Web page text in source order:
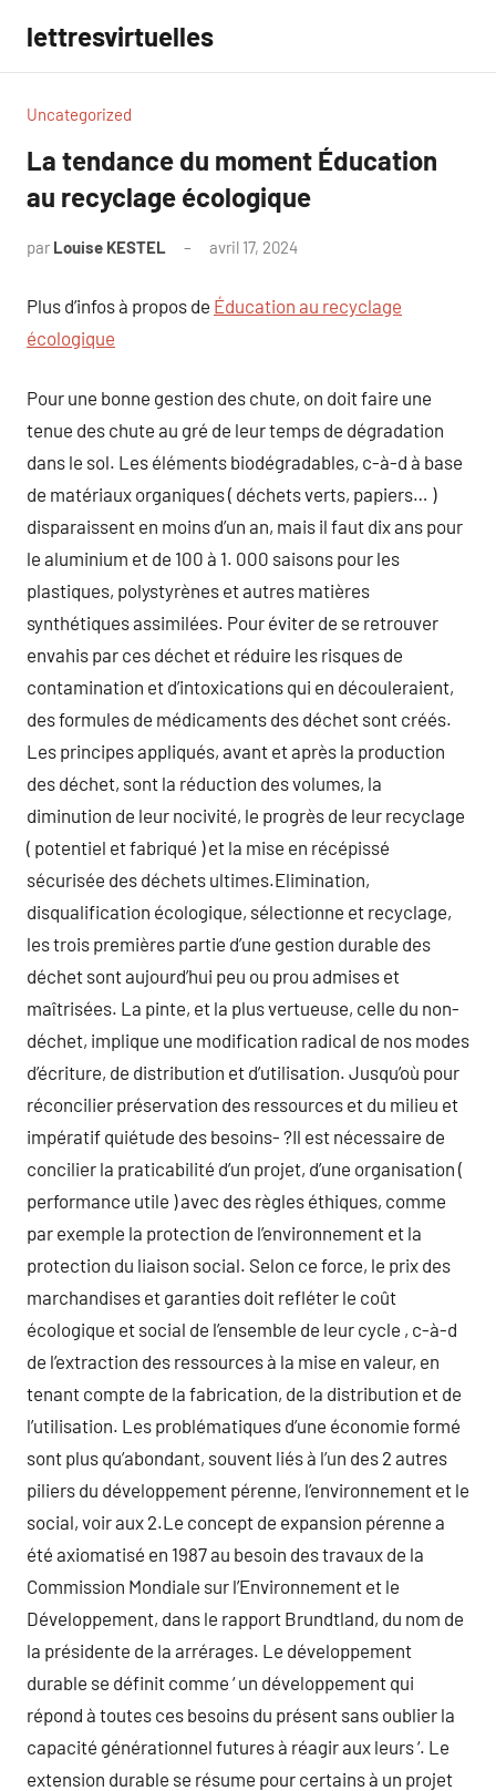
contenu
lettresvirtuelles
Uncategorized
La tendance du moment Éducation
au recyclage écologique
par Louise KESTEL avril 17, 2024
Plus d’infos à propos de Éducation au recyclage
écologique
Pour une bonne gestion des chute, on doit faire une
tenue des chute au gré de leur temps de dégradation
dans le sol. Les éléments biodégradables, c-à-d à base
de matériaux organiques ( déchets verts, papiers… )
disparaissent en moins d’un an, mais il faut dix ans pour
le aluminium et de 100 à 1. 000 saisons pour les
plastiques, polystyrènes et autres matières
synthétiques assimilées. Pour éviter de se retrouver
envahis par ces déchet et réduire les risques de
contamination et d’intoxications qui en découleraient,
des formules de médicaments des déchet sont créés.
Les principes appliqués, avant et après la production
des déchet, sont la réduction des volumes, la
diminution de leur nocivité, le progrès de leur recyclage
( potentiel et fabriqué ) et la mise en récépissé
sécurisée des déchets ultimes.Elimination,
disqualification écologique, sélectionne et recyclage,
les trois premières partie d’une gestion durable des
déchet sont aujourd’hui peu ou prou admises et
maîtrisées. La pinte, et la plus vertueuse, celle du non-
déchet, implique une modification radical de nos modes
d’écriture, de distribution et d’utilisation. Jusqu’où pour
réconcilier préservation des ressources et du milieu et
impératif quiétude des besoins- ?Il est nécessaire de
concilier la praticabilité d’un projet, d’une organisation (
performance utile ) avec des règles éthiques, comme
par exemple la protection de l’environnement et la
protection du liaison social. Selon ce force, le prix des
marchandises et garanties doit refléter le coût
écologique et social de l’ensemble de leur cycle , c-à-d
de l’extraction des ressources à la mise en valeur, en
tenant compte de la fabrication, de la distribution et de
l’utilisation. Les problématiques d’une économie formé
sont plus qu’abondant, souvent liés à l’un des 2 autres
piliers du développement pérenne, l’environnement et le
social, voir aux 2.Le concept de expansion pérenne a
été axiomatisé en 1987 au besoin des travaux de la
Commission Mondiale sur l’Environnement et le
Développement, dans le rapport Brundtland, du nom de
la présidente de la arrérages. Le développement
durable se définit comme ‘ un développement qui
répond à toutes ces besoins du présent sans oublier la
capacité générationnel futures à réagir aux leurs ‘. Le
extension durable se résume pour certains à un projet